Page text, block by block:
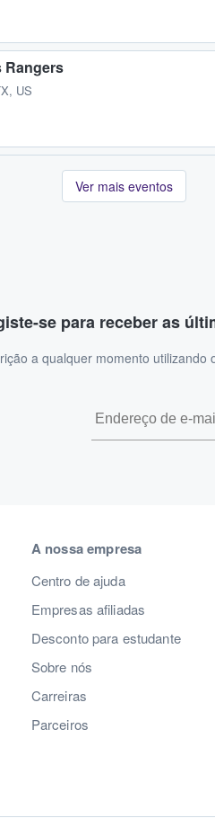
Rangers
US
Ver mais eventos
se para receber as
a qualquer momento utilizando
A nossa empresa
Centro de ajuda
Empresas afiliadas
Desconto para estudante
Sobre nós
Carreiras
Parceiros